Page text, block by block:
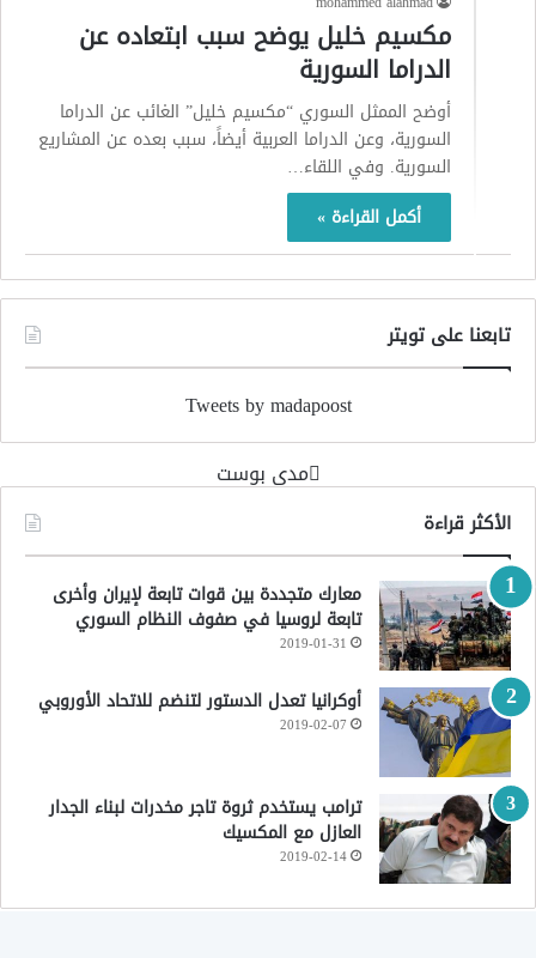
مكسيم خليل يوضح سبب ابتعاده عن
الدراما السورية
أوضح الممثل السوري “مكسيم خليل” الغائب عن الدراما
السورية، وعن الدراما العربية أيضاً، سبب بعده عن المشاريع
السورية. وفي اللقاء…
أكمل القراءة »
تابعنا على تويتر
Tweets by madapoost
‏مدى بوست‏
الأكثر قراءة
معارك متجددة بين قوات تابعة لإيران وأخرى
تابعة لروسيا في صفوف النظام السوري
2019-01-31
أوكرانيا تعدل الدستور لتنضم للاتحاد الأوروبي
2019-02-07
ترامب يستخدم ثروة تاجر مخدرات لبناء الجدار
العازل مع المكسيك
2019-02-14